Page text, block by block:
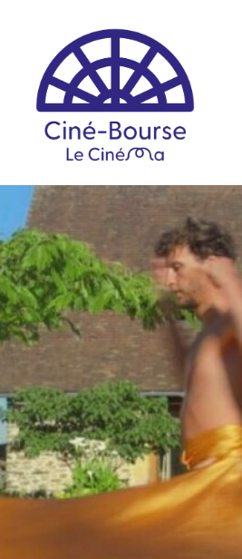
FILMS ET HORAIRES
ÉVÉNEMENTS
SCOLAIRES
PRATIQUE
RÉSERVATION
PROGRAMME